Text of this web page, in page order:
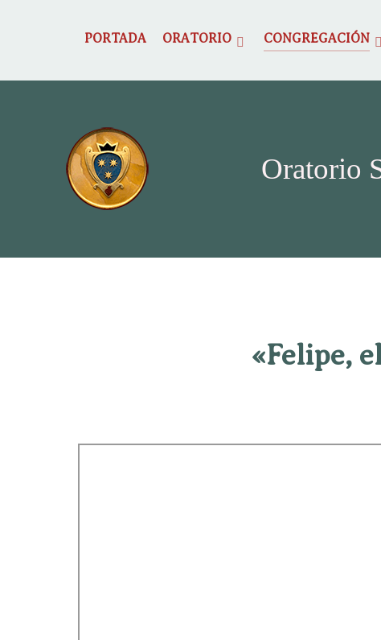
PORTADA ORATORIO CONGREGACIÓN
Oratorio
«Felipe,